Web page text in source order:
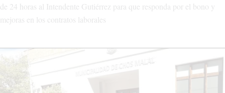
de 24 horas al Intendente Gutiérrez para que responda por el bono y
mejoras en los contratos laborales